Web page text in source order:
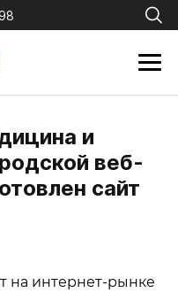
и
веб-
сайт
на интернет-рынке